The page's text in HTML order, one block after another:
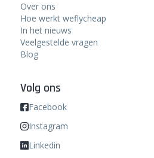
Over ons
Hoe werkt weflycheap
In het nieuws
Veelgestelde vragen
Blog
Volg ons
Facebook
Instagram
Linkedin